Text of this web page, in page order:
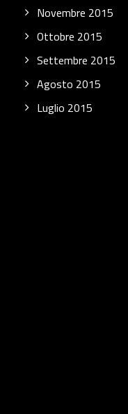
Novembre 2015
Ottobre 2015
Settembre 2015
Agosto 2015
Luglio 2015